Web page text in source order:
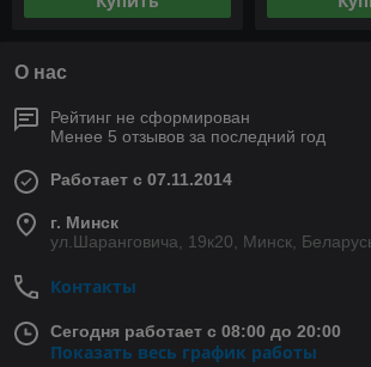
О нас
Рейтинг не сформирован
Менее 5 отзывов за последний год
Работает с 07.11.2014
г. Минск
ул.Шаранговича, 19к20, Минск,
Контакты
Сегодня работает с 08:00 до 20:00
Показать весь график работы